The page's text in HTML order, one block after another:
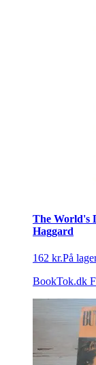
The World's
Haggard
162 kr.På
BookTok.dk